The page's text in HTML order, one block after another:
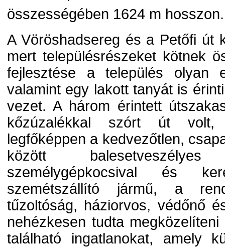
összességében 1624 m hosszon.
A Vöröshadsereg és a Petőfi út
mert településrészeket kötnek
fejlesztése a település olyan
valamint egy lakott tanyát is
vezet. A három érintett
kőzúzalékkal szórt út volt,
legfőképpen a kedvezőtlen,
között
személygépkocsival és
szemétszállító jármű, a
tűzoltóság, háziorvos, védőnő
nehézkesen tudta
található ingatlanokat, amely